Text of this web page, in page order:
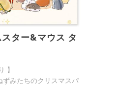
ター&マウス タ
】
ずみたちのクリスマスパ